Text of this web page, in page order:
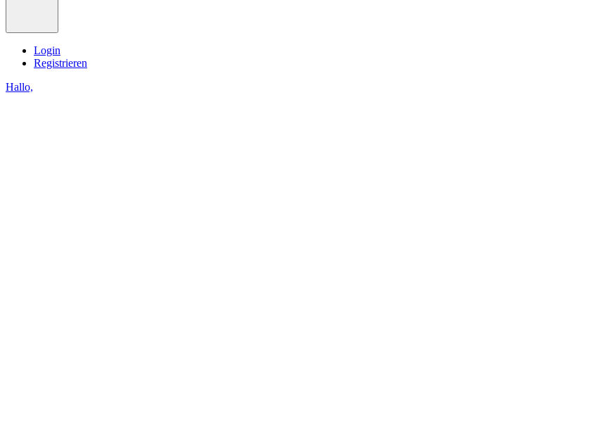
Login
Registrieren
Hallo,